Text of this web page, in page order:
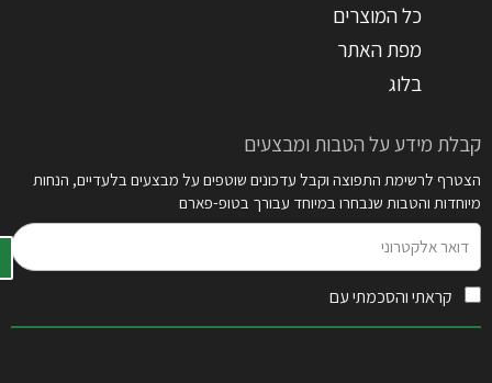
כל המוצרים
מפת האתר
בלוג
קבלת מידע על הטבות ומבצעים
הצטרף לרשימת התפוצה וקבל עדכונים שוטפים על מבצעים בלעדיים, הנחות
מיוחדות והטבות שנבחרו במיוחד עבורך בטופ-פארם
אלקטרוני
קראתי והסכמתי עם